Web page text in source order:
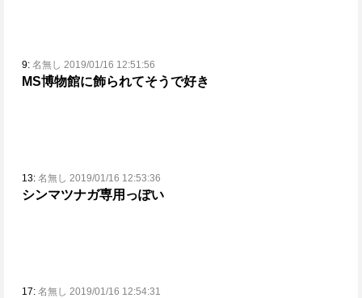
9: 名無し 2019/01/16 12:51:56
MS博物館に飾られてそうで好き
13: 名無し 2019/01/16 12:53:36
シンマツナガ専用っぽい
17: 名無し 2019/01/16 12:54:31